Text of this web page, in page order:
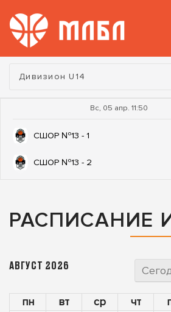
Турнир:
Дивизион U14
Вс, 05 апр. 11:50
СШОР №13 - 1
СШОР №13 - 2
РАСПИСАНИЕ
АВГУСТ 2026
пн вт ср чт